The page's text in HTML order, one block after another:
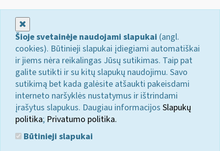
Šioje svetainėje naudojami slapukai (angl.
cookies). Būtinieji slapukai įdiegiami automatiškai
ir jiems nėra reikalingas Jūsų sutikimas. Taip pat
galite sutikti ir su kitų slapukų naudojimu. Savo
sutikimą bet kada galėsite atšaukti pakeisdami
interneto naršyklės nustatymus ir ištrindami
įrašytus slapukus. Daugiau informacijos Slapukų
politika; Privatumo politika.
Būtinieji slapukai